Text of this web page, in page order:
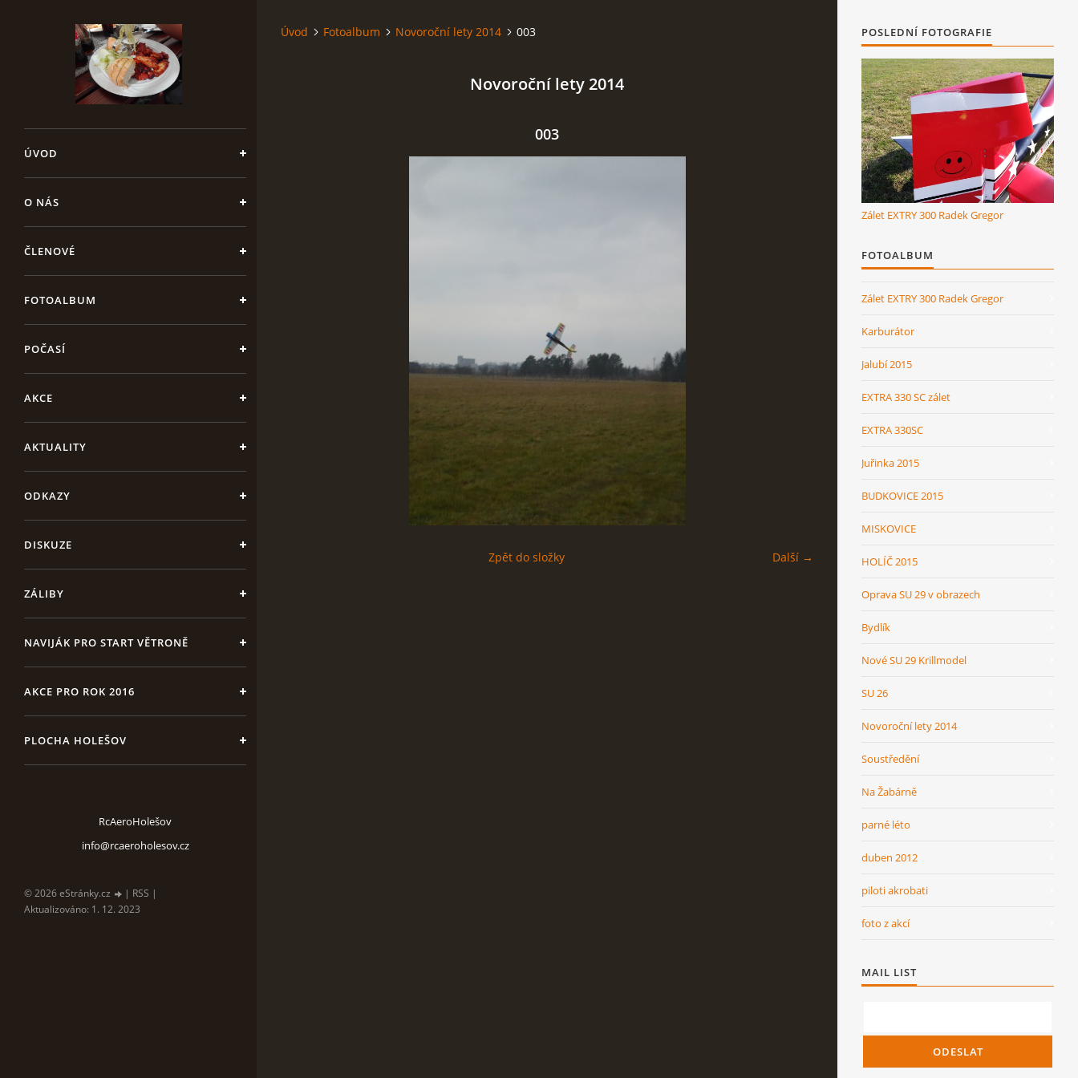
ÚVOD
O NÁS
ČLENOVÉ
FOTOALBUM
POČASÍ
AKCE
AKTUALITY
ODKAZY
DISKUZE
ZÁLIBY
NAVIJÁK PRO START VĚTRONĚ
AKCE PRO ROK 2016
PLOCHA HOLEŠOV
RcAeroHolešov
info@rcaeroholesov.cz
© 2026 eStránky.cz | RSS |
Aktualizováno: 1. 12. 2023
Úvod Fotoalbum Novoroční lety 2014 003
Novoroční lety 2014
003
Další →
Zpět do složky
POSLEDNÍ FOTOGRAFIE
Zálet EXTRY 300 Radek Gregor
FOTOALBUM
Zálet EXTRY 300 Radek Gregor
Karburátor
Jalubí 2015
EXTRA 330 SC zálet
EXTRA 330SC
Juřinka 2015
BUDKOVICE 2015
MISKOVICE
HOLÍČ 2015
Oprava SU 29 v obrazech
Bydlík
Nové SU 29 Krillmodel
SU 26
Novoroční lety 2014
Soustředění
Na Žabárně
parné léto
duben 2012
piloti akrobati
foto z akcí
MAIL LIST